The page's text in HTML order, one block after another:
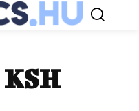
KSH